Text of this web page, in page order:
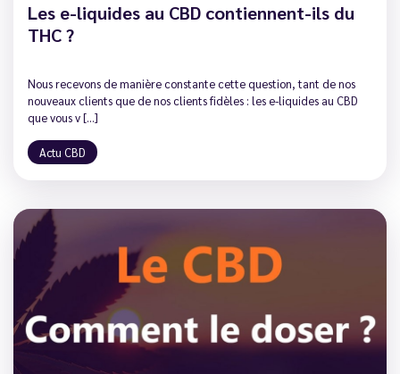
Les e-liquides au CBD contiennent-ils du
THC ?
Nous recevons de manière constante cette question, tant de nos
nouveaux clients que de nos clients fidèles : les e-liquides au CBD
que vous v [...]
Actu CBD